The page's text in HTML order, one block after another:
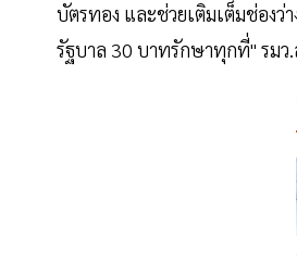
บัตรทอง และช่วยเติมเต็มช่องว่
รัฐบาล 30 บาทรักษาทุกที่" รมว